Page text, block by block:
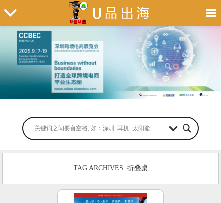
TAG ARCHIVES: 折叠桌